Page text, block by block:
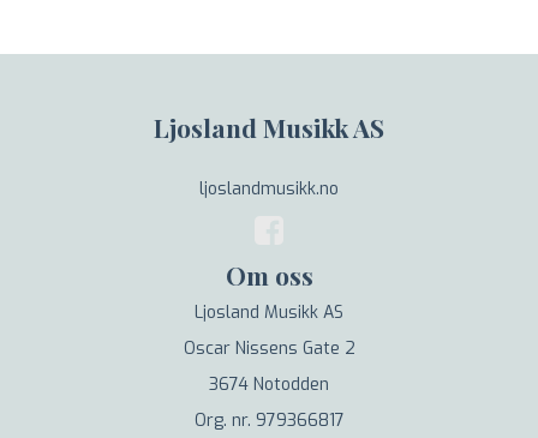
Ljosland Musikk AS
ljoslandmusikk.no
Om oss
Ljosland Musikk AS
Oscar Nissens Gate 2
3674 Notodden
Org. nr. 979366817